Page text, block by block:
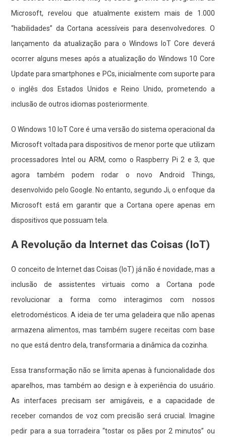
Microsoft, revelou que atualmente existem mais de 1.000
“habilidades” da Cortana acessíveis para desenvolvedores. O
lançamento da atualização para o Windows IoT Core deverá
ocorrer alguns meses após a atualização do Windows 10 Core
Update para smartphones e PCs, inicialmente com suporte para
o inglês dos Estados Unidos e Reino Unido, prometendo a
inclusão de outros idiomas posteriormente.
O Windows 10 IoT Core é uma versão do sistema operacional da
Microsoft voltada para dispositivos de menor porte que utilizam
processadores Intel ou ARM, como o Raspberry Pi 2 e 3, que
agora também podem rodar o novo Android Things,
desenvolvido pelo Google. No entanto, segundo Ji, o enfoque da
Microsoft está em garantir que a Cortana opere apenas em
dispositivos que possuam tela.
A Revolução da Internet das Coisas (IoT)
O conceito de Internet das Coisas (IoT) já não é novidade, mas a
inclusão de assistentes virtuais como a Cortana pode
revolucionar a forma como interagimos com nossos
eletrodomésticos. A ideia de ter uma geladeira que não apenas
armazena alimentos, mas também sugere receitas com base
no que está dentro dela, transformaria a dinâmica da cozinha.
Essa transformação não se limita apenas à funcionalidade dos
aparelhos, mas também ao design e à experiência do usuário.
As interfaces precisam ser amigáveis, e a capacidade de
receber comandos de voz com precisão será crucial. Imagine
pedir para a sua torradeira “tostar os pães por 2 minutos” ou